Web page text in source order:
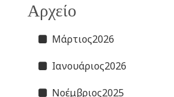
Αρχείο
Μάρτιος2026
Ιανουάριος2026
Νοέμβριος2025